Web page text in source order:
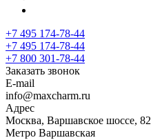
+7 495 174-78-44
+7 495 174-78-44
+7 800 301-78-44
Заказать звонок
E-mail
info@maxcharm.ru
Адрес
Москва, Варшавское шоссе, 82
Метро Варшавская